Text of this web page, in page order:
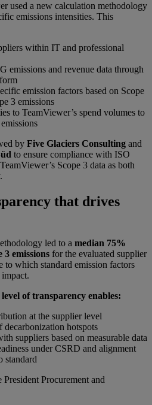
used a new calculation methodology
emissions intensities. This
within IT and professional
emissions and revenue data through
emission factors based on Scope
3 emissions
to TeamViewer’s spend volumes to
by Five Glaciers Consulting and
to ensure compliance with ISO
Scope 3 data as both
that drives
led to a median 75%
emissions for the evaluated supplier
to which standard emission factors
of transparency enables:
at the supplier level
hotspots
suppliers based on measurable data
under CSRD and alignment
standard
President Procurement and